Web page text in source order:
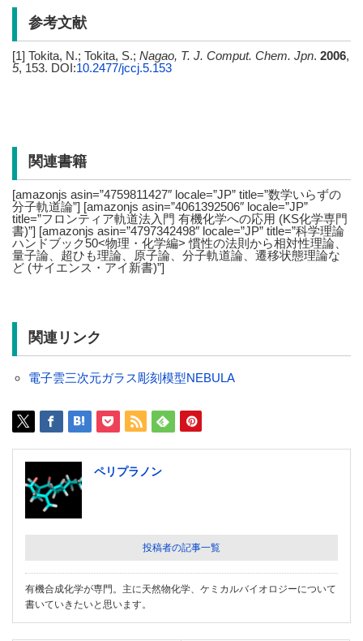
参考文献
[1] Tokita, N.; Tokita, S.; Nagao, T. J. Comput. Chem. Jpn. 2006,
5, 153. DOI:10.2477/jccj.5.153
関連書籍
[amazonjs asin=”4759811427″ locale=”JP” title=”数学いらずの
分子軌道論”] [amazonjs asin=”4061392506″ locale=”JP”
title=”フロンティア軌道法入門 有機化学への応用 (KS化学専門
書)”] [amazonjs asin=”4797342498″ locale=”JP” title=”科学理論
ハンドブック50<物理・化学編> 慣性の法則から相対性理論、
量子論、超ひも理論、原子論、分子軌道論、遷移状態理論な
ど (サイエンス・アイ新書)”]
関連リンク
電子雲三次元ガラス彫刻模型NEBULA
ペリプラノン
投稿者の記事一覧
有機合成化学が専門。主に天然物化学、ケミカルバイオロジーについて
書いていきたいと思います。